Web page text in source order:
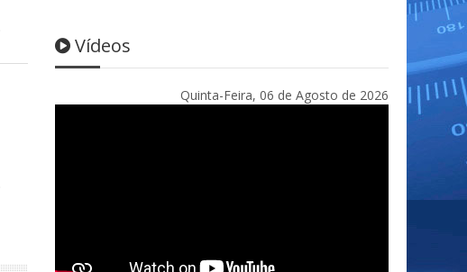
Vídeos
Quinta-Feira, 06 de Agosto de 2026